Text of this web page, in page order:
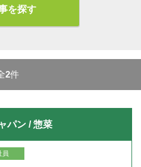
を探す
2件
パン / 惣菜
員